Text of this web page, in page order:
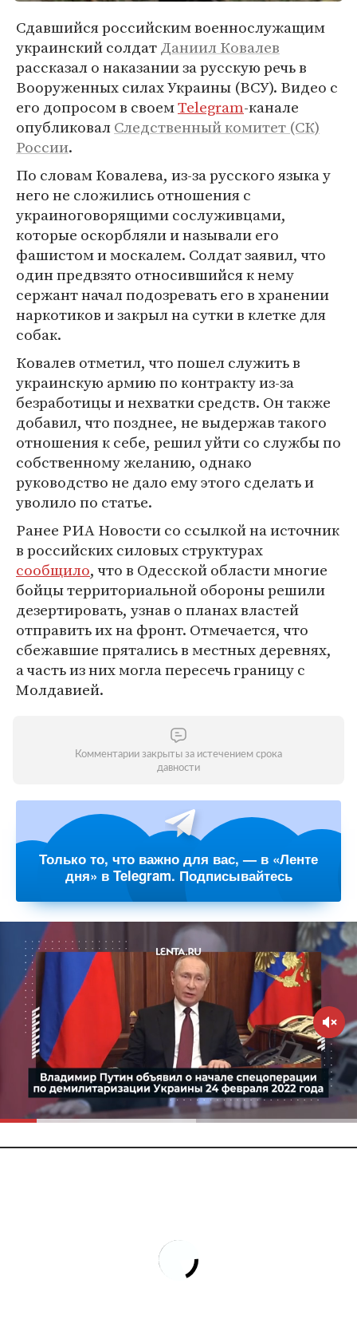
Сдавшийся российским военнослужащим
украинский солдатДаниил Ковалев
рассказал о наказании за русскую речь в
Вооруженных силах Украины (ВСУ). Видео с
его допросом в своемTelegram-канале
опубликовалСледственный комитет (СК)
России.
По словам Ковалева, из-за русского языка у
него не сложились отношения с
украиноговорящими сослуживцами,
которые оскорбляли и называли его
фашистом и москалем. Солдат заявил, что
один предвзято относившийся к нему
сержант начал подозревать его в хранении
наркотиков и закрыл на сутки в клетке для
собак.
Ковалев отметил, что пошел служить в
украинскую армию по контракту из-за
безработицы и нехватки средств. Он также
добавил, что позднее, не выдержав такого
отношения к себе, решил уйти со службы по
собственному желанию, однако
руководство не дало ему этого сделать и
уволило по статье.
Ранее РИА Новости со ссылкой на источник
в российских силовых структурах
сообщило, что в Одесской области многие
бойцы территориальной обороны решили
дезертировать, узнав о планах властей
отправить их на фронт. Отмечается, что
сбежавшие прятались в местных деревнях,
а часть из них могла пересечь границу с
Молдавией.
Комментарии закрыты за истечением срока
давности
Только то, что важно для вас, — в «Ленте
дня» в Telegram. Подписывайтесь